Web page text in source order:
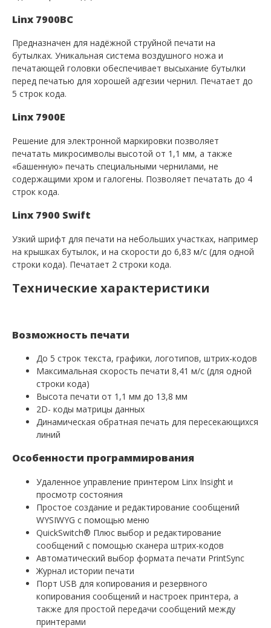
Linx 7900BC
Предназначен для надёжной струйной печати на
бутылках. Уникальная система воздушного ножа и
печатающей головки обеспечивает высыхание бутылки
перед печатью для хорошей адгезии чернил. Печатает до
5 строк кода.
Linx 7900E
Решение для электронной маркировки позволяет
печатать микросимволы высотой от 1,1 мм, а также
«башенную» печать специальными чернилами, не
содержащими хром и галогены. Позволяет печатать до 4
строк кода.
Linx 7900 Swift
Узкий шрифт для печати на небольших участках, например
на крышках бутылок, и на скорости до 6,83 м/с (для одной
строки кода). Печатает 2 строки кода.
Технические характеристики
Возможность печати
До 5 строк текста, графики, логотипов, штрих-кодов
Максимальная скорость печати 8,41 м/с (для одной
строки кода)
Высота печати от 1,1 мм до 13,8 мм
2D- коды матрицы данных
Динамическая обратная печать для пересекающихся
линий
Особенности программирования
Удаленное управление принтером Linx Insight и
просмотр состояния
Простое создание и редактирование сообщений
WYSIWYG с помощью меню
QuickSwitch® Плюс выбор и редактирование
сообщений с помощью сканера штрих-кодов
Автоматический выбор формата печати PrintSync
Журнал истории печати
Порт USB для копирования и резервного
копирования сообщений и настроек принтера, а
также для простой передачи сообщений между
принтерами